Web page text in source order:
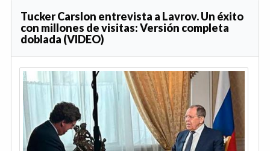
Tucker Carslon entrevista a Lavrov. Un éxito
con millones de visitas: Versión completa
doblada (VIDEO)